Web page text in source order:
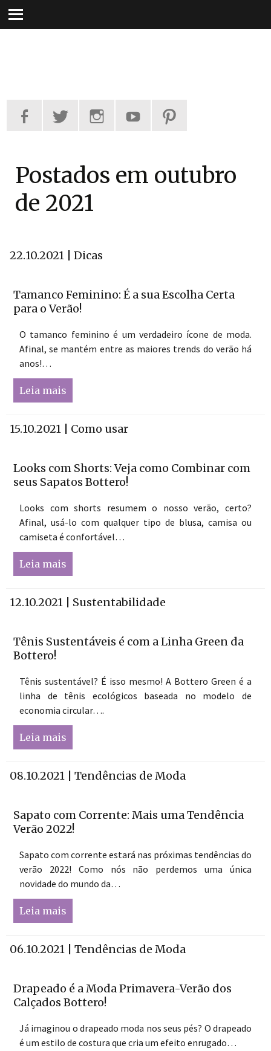
Pular
para
Postados em outubro
de 2021
22.10.2021 | Dicas
Tamanco Feminino: É a sua Escolha Certa
para o Verão!
O tamanco feminino é um verdadeiro ícone de moda.
Afinal, se mantém entre as maiores trends do verão há
anos!…
Leia mais
15.10.2021 | Como usar
Looks com Shorts: Veja como Combinar com
seus Sapatos Bottero!
Looks com shorts resumem o nosso verão, certo?
Afinal, usá-lo com qualquer tipo de blusa, camisa ou
camiseta é confortável…
Leia mais
12.10.2021 | Sustentabilidade
Tênis Sustentáveis é com a Linha Green da
Bottero!
Tênis sustentável? É isso mesmo! A Bottero Green é a
linha de tênis ecológicos baseada no modelo de
economia circular….
Leia mais
08.10.2021 | Tendências de Moda
Sapato com Corrente: Mais uma Tendência
Verão 2022!
Sapato com corrente estará nas próximas tendências do
verão 2022! Como nós não perdemos uma única
novidade do mundo da…
Leia mais
06.10.2021 | Tendências de Moda
Drapeado é a Moda Primavera-Verão dos
Calçados Bottero!
Já imaginou o drapeado moda nos seus pés? O drapeado
é um estilo de costura que cria um efeito enrugado…